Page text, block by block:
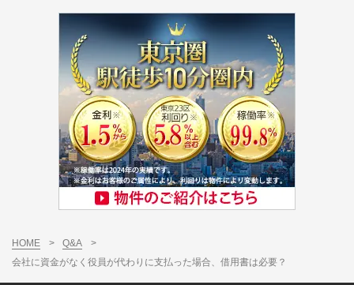
HOME > Q&A
>
会社に資金がなく役員が代わりに支払った場合、借用書は必要？